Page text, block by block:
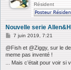
Résident
Nouvelle serie
M
s
s
g
7 juin 2019, 7:21
@Fish et @Ziggy, sur le
meme pas inventé !
... Mais c’était pour voir si